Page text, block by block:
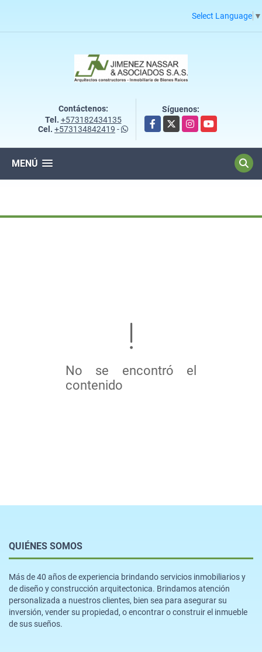
Select Language ▼
Contáctenos:
Tel. +573182434135
Cel. +573134842419 -
Síguenos:
Facebook
X InstagramYouTube
MENÚ
No se encontró el
contenido
QUIÉNES SOMOS
Más de 40 años de experiencia brindando servicios inmobiliarios y
de diseño y construcción arquitectonica. Brindamos atención
personalizada a nuestros clientes, bien sea para asegurar su
inversión, vender su propiedad, o encontrar o construir el inmueble
de sus sueños.